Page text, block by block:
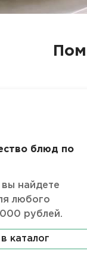
блюд по
найдете
любого
рублей.
каталог